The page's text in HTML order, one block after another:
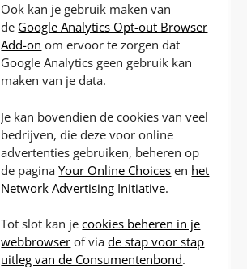
Ook kan je gebruik maken van
de Google Analytics Opt-out Browser
Add-on om ervoor te zorgen dat
Google Analytics geen gebruik kan
maken van je data.
Je kan bovendien de cookies van veel
bedrijven, die deze voor online
advertenties gebruiken, beheren op
de paginaYour Online Choices en het
Network Advertising Initiative.
Tot slot kan jecookies beheren in je
webbrowser of viade stap voor stap
uitleg van de Consumentenbond.